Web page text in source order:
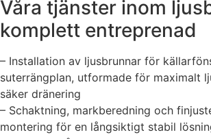
Våra tjänster inom
komplett entreprenad
– Installation av ljusbrunnar för
suterrängplan, utformade för maximalt
säker dränering
– Schaktning, markberedning och
montering för en långsiktigt stabil